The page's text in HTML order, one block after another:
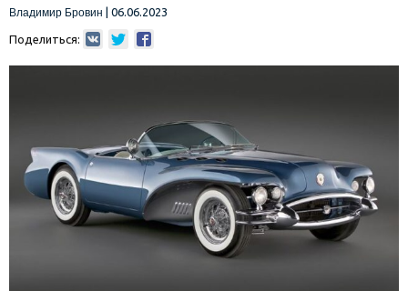
Владимир Бровин
06.06.2023
Поделиться: